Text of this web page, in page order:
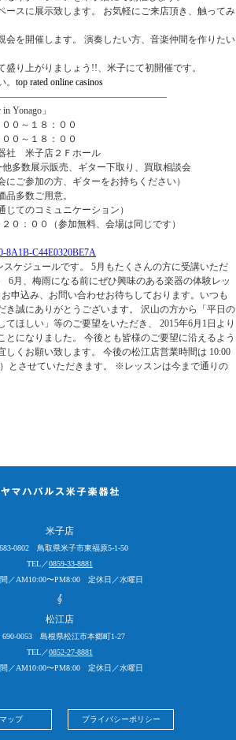
ースに展示致します。 お気軽にご来店頂き、触ってみ
会を開催します。 演奏したい方、音楽仲間を作りたい
盛り上がりましょう!!、米子にて初開催です。
top rated online casinos
Yonago」
０～１８：００
～１８：００
社 米子店２Ｆホール
他多数展示販売、ギター下取り、買取相談会
参加の方、ギターをお持ちください）
多数ご用意。
じてのコミュニケーション）
０：００（参加無料、会場は同じです）
ケジュールです。 5月もたくさんの方に受講いただ
6月、梅雨になる前にぜひ興味のある楽器の体験レッ
申込み、お問い合わせお待ちしております。いつも
き誠にありがとうございます。 沢山の方から「平日の
てほしい」等のご要望をいただき、 2015年6月1日より
とになりました。 今後とも皆様のご要望に沿えるよう
しくお願い致します。 今後の松江店営業時間は 10:00
とさせていただきます。 ※レッスンは今まで通りの
米子店
0802 鳥取県米子市東福原5-1-50
TEL／0859-33-8881
／AM10:00〜PM8:00 定休日／水曜日
松江店
690-0053 島根県松江市本郷町1-27
TEL／0852-27-8881
／AM10:00〜PM8:00 定休日／水曜日
ップ プライバシーポリシー